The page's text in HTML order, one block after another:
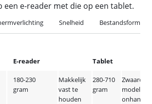
een e-reader met die op een tablet.
Snelheid
E-reader Tablet
180-230
gram
Makkelijk
vast te
houden
280-710
gram
Zwaardere
modellen
onhandig